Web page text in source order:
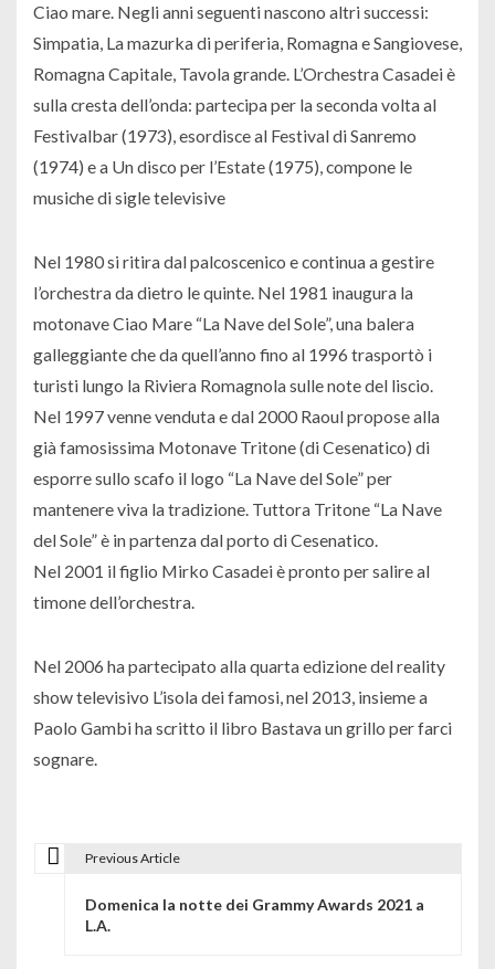
Ciao mare. Negli anni seguenti nascono altri successi:
Simpatia, La mazurka di periferia, Romagna e Sangiovese,
Romagna Capitale, Tavola grande. L’Orchestra Casadei è
sulla cresta dell’onda: partecipa per la seconda volta al
Festivalbar (1973), esordisce al Festival di Sanremo
(1974) e a Un disco per l’Estate (1975), compone le
musiche di sigle televisive
Nel 1980 si ritira dal palcoscenico e continua a gestire
l’orchestra da dietro le quinte. Nel 1981 inaugura la
motonave Ciao Mare “La Nave del Sole”, una balera
galleggiante che da quell’anno fino al 1996 trasportò i
turisti lungo la Riviera Romagnola sulle note del liscio.
Nel 1997 venne venduta e dal 2000 Raoul propose alla
già famosissima Motonave Tritone (di Cesenatico) di
esporre sullo scafo il logo “La Nave del Sole” per
mantenere viva la tradizione. Tuttora Tritone “La Nave
del Sole” è in partenza dal porto di Cesenatico.
Nel 2001 il figlio Mirko Casadei è pronto per salire al
timone dell’orchestra.
Nel 2006 ha partecipato alla quarta edizione del reality
show televisivo L’isola dei famosi, nel 2013, insieme a
Paolo Gambi ha scritto il libro Bastava un grillo per farci
sognare.
Previous Article
Domenica la notte dei Grammy Awards 2021 a
L.A.